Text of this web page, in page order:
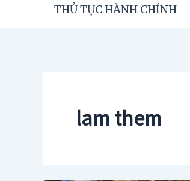
THỦ TỤC HÀNH CHÍNH
lam them